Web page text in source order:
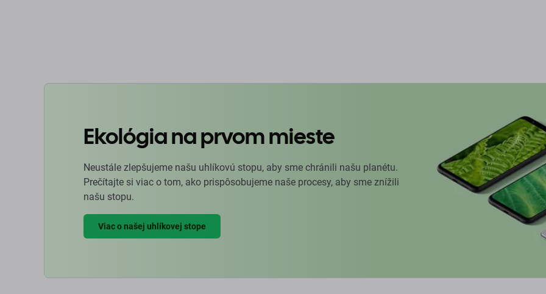
Ekológia na prvom mieste
Neustále zlepšujeme našu uhlíkovú stopu, aby sme chránili našu planétu.
Prečítajte si viac o tom, ako prispôsobujeme naše procesy, aby sme znížili
našu stopu.
Viac o našej uhlíkovej stope